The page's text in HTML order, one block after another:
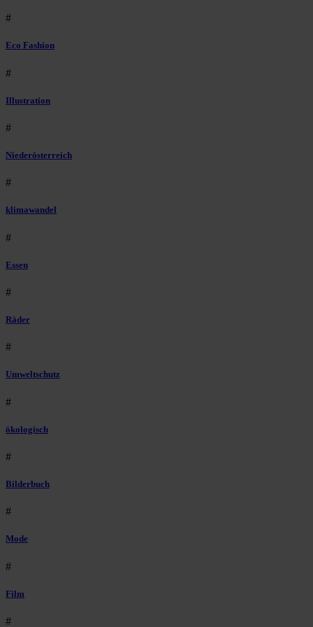
#
Eco Fashion
#
Illustration
#
Niederösterreich
#
klimawandel
#
Essen
#
Räder
#
Umweltschutz
#
ökologisch
#
Bilderbuch
#
Mode
#
Film
#